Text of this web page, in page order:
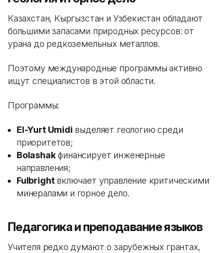
Казахстан, Кыргызстан и Узбекистан обладают
большими запасами природных ресурсов: от
урана до редкоземельных металлов.
Поэтому международные программы активно
ищут специалистов в этой области.
Программы:
El-Yurt Umidi выделяет геологию среди
приоритетов;
Bolashakфинансирует инженерные
направления;
Fulbrightвключает управление критическими
минералами и горное дело.
Педагогика и преподавание языков
Учителя редко думают о зарубежных грантах,